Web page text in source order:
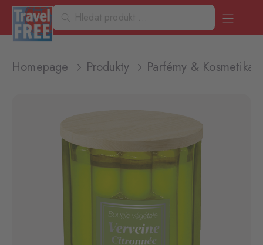
Homepage Produkty Parfémy & Kosmetika